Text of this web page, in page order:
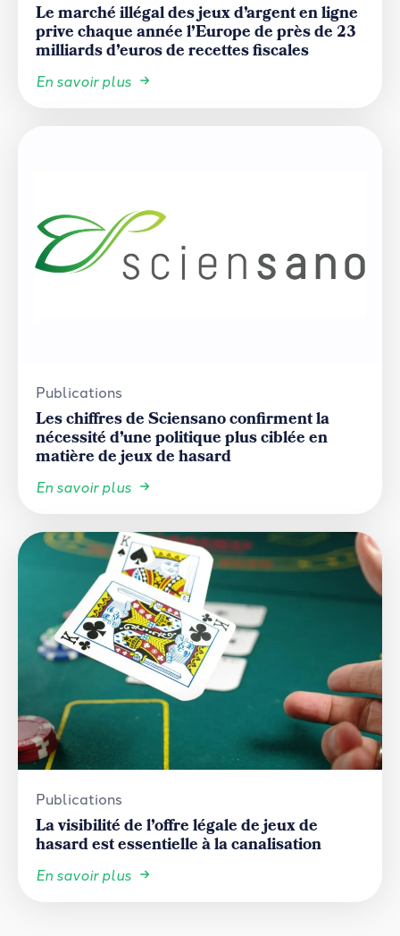
Le marché illégal des jeux d’argent en ligne
prive chaque année l’Europe de près de 23
milliards d’euros de recettes fiscales
En savoir plus
Publications
Les chiffres de Sciensano confirment la
nécessité d’une politique plus ciblée en
matière de jeux de hasard
En savoir plus
Publications
La visibilité de l’offre légale de jeux de
hasard est essentielle à la canalisation
En savoir plus